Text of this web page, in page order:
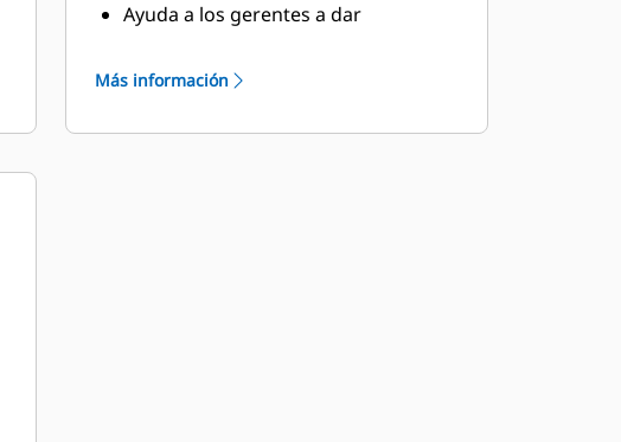
Ayuda a los gerentes a dar
planificar las operaciones futuras.
utilización y la productividad de la
Más información